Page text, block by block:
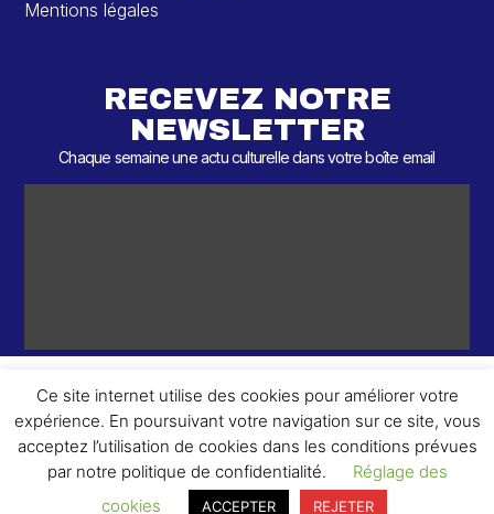
Mentions légales
RECEVEZ NOTRE
NEWSLETTER
Chaque semaine une actu culturelle dans votre boîte email
© 2026 – 2 ème Round – Tous droits réservés.
Ce site internet utilise des cookies pour améliorer votre
expérience. En poursuivant votre navigation sur ce site, vous
acceptez l’utilisation de cookies dans les conditions prévues
par notre politique de confidentialité.
Réglage des
cookies
ACCEPTER REJETER